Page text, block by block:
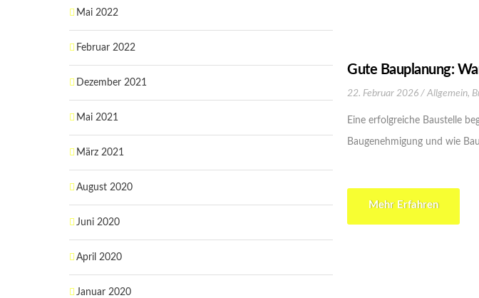
Gute Bauplanung:
22. Februar 2026 Allgemein,
Eine erfolgreiche Baustelle
Baugenehmigung und wie
Mehr Erfahren
Mai 2022
Februar 2022
Dezember 2021
Mai 2021
März 2021
August 2020
Juni 2020
April 2020
Januar 2020